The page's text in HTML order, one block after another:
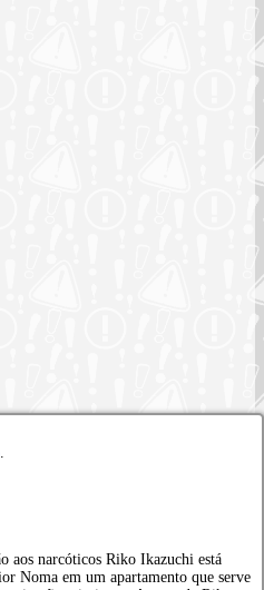
aos narcóticos Riko Ikazuchi está
Noma em um apartamento que serve